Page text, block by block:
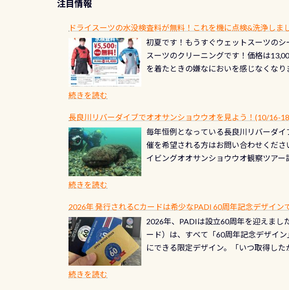
注目情報
ドライスーツの水没検査料が無料！これを機に点検&洗浄しま
初夏です！もうすぐウェットスーツの
スーツのクリーニングです！価格は
を着たときの嫌なにおいを感じなくな
ル(穴)がないか確認冬になり、使い始
ルブのオーバーホール排気バルブは、
ーホールも非常に大切です BCDで言う
過ぎて急浮上…なんて事がないように
点検をする度に1行目の「水漏れ検査代
8/31までの間に、ドライスーツの点検
ドライスーツクリーニングだけでも出
続きを読む
長良川リバーダイブでオオサンショウウオを見よう！(10/16-
毎年恒例となっている長良川リバーダ
催を希望される方はお問い合わせくだ
イビングオオサンショウウオ観察ツア
ませ 6月から10月の間で開催しており
る清流（水質汚染の少ない、または無
の「名水100選」にまた2001年には「
ところでは12mほどあり十分ダイビン
続きを読む
2026年 発行されるCカードは希少なPADI 60周年記念デザイン
2026年、PADIは設立60周年を迎えまし
ード）は、すべて「60周年記念デザイ
にできる限定デザイン。「いつ取得し
続きを読む